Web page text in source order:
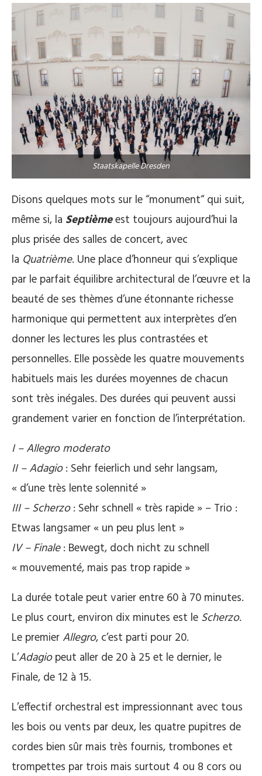
Staatskapelle Dresden
Disons quelques mots sur le “monument“ qui suit,
même si, la Septièmeest toujours aujourd’hui la
plus prisée des salles de concert, avec
la Quatrième. Une place d’honneur qui s’explique
par le parfait équilibre architectural de l’œuvre et la
beauté de ses thèmes d’une étonnante richesse
harmonique qui permettent aux interprètes d’en
donner les lectures les plus contrastées et
personnelles. Elle possède les quatre mouvements
habituels mais les durées moyennes de chacun
sont très inégales. Des durées qui peuvent aussi
grandement varier en fonction de l’interprétation.
I – Allegro moderato
II – Adagio: Sehr feierlich und sehr langsam,
« d’une très lente solennité »
III – Scherzo: Sehr schnell « très rapide » – Trio :
Etwas langsamer « un peu plus lent »
IV – Finale: Bewegt, doch nicht zu schnell
« mouvementé, mais pas trop rapide »
La durée totale peut varier entre 60 à 70 minutes.
Le plus court, environ dix minutes est le Scherzo.
Le premier Allegro, c’est parti pour 20.
L’Adagiopeut aller de 20 à 25 et le dernier, le
Finale, de 12 à 15.
L’effectif orchestral est impressionnant avec tous
les bois ou vents par deux, les quatre pupitres de
cordes bien sûr mais très fournis, trombones et
trompettes par trois mais surtout 4 ou 8 cors ou